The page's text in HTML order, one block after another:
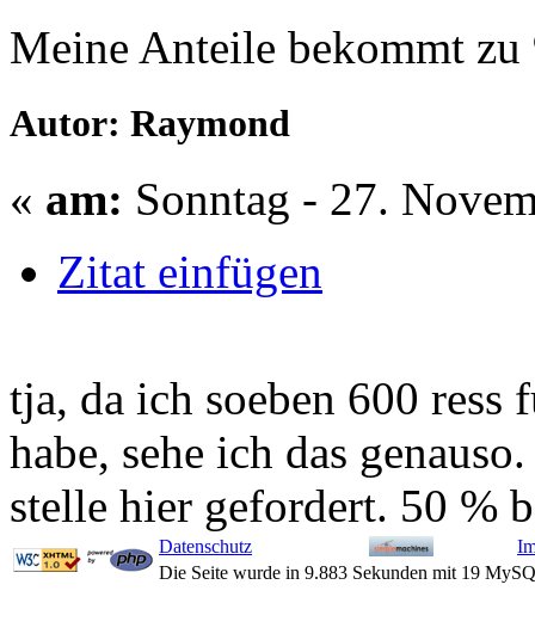
Meine Anteile bekommt
Autor: Raymond
« am: Sonntag - 27.
Zitat einfügen
tja, da ich soeben 600 ress
habe, sehe ich das
stelle hier gefordert. 50 %
Datenschutz
Die Seite wurde in 9.883 Sekunden mit 19